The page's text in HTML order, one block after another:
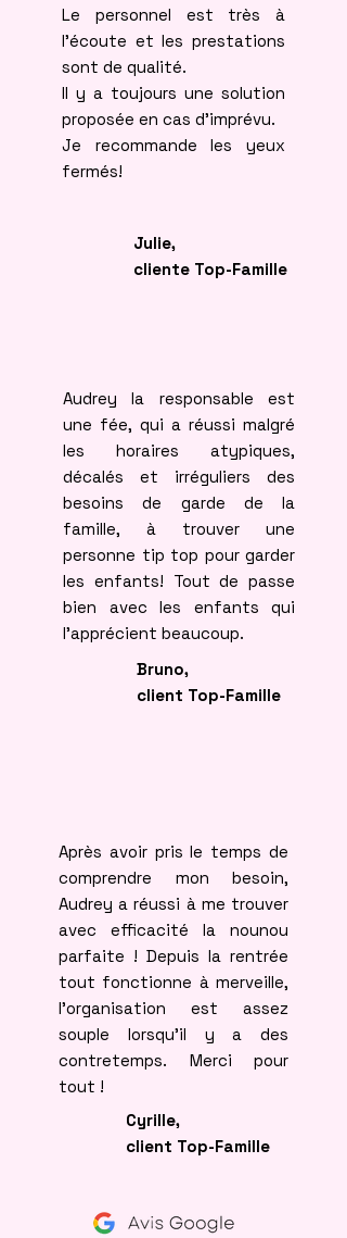
Julie,
cliente Top-Famille
Audrey la responsable est
une fée, qui a réussi malgré
les horaires atypiques,
décalés et irréguliers des
besoins de garde de la
famille, à trouver une
personne tip top pour garder
les enfants! Tout de passe
bien avec les enfants qui
l'apprécient beaucoup.
Bruno,
client Top-Famille
Après avoir pris le temps de
comprendre mon besoin,
Audrey a réussi à me trouver
avec efficacité la nounou
parfaite ! Depuis la rentrée
tout fonctionne à merveille,
l’organisation est assez
souple lorsqu’il y a des
contretemps. Merci pour
tout !
Cyrille,
client Top-Famille
Le personnel est très à
l'écoute et les prestations
sont de qualité.
Il y a toujours une solution
proposée en cas d'imprévu.
Je recommande les yeux
fermés!